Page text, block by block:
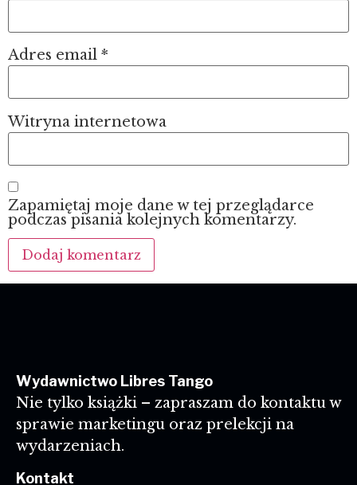
Adres email *
Witryna internetowa
Zapamiętaj moje dane w tej przeglądarce
podczas pisania kolejnych komentarzy.
Wydawnictwo Libres Tango
Nie tylko książki – zapraszam do kontaktu w
sprawie marketingu oraz prelekcji na
wydarzeniach.
Kontakt